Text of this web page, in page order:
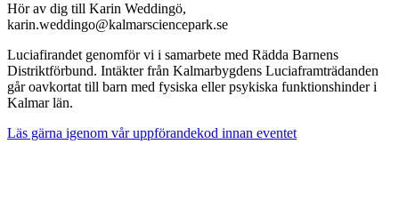
Hör av dig till Karin Weddingö,
karin.weddingo@kalmarsciencepark.se
Luciafirandet genomför vi i samarbete med Rädda Barnens
Distriktförbund. Intäkter från Kalmarbygdens Luciaframträdanden
går oavkortat till barn med fysiska eller psykiska funktionshinder i
Kalmar län.
Läs gärna igenom vår uppförandekod innan eventet